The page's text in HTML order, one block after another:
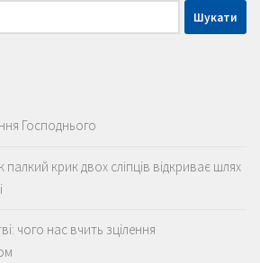
Господнього
крик двох сліпців відкриває шлях
чого нас вчить зцілення